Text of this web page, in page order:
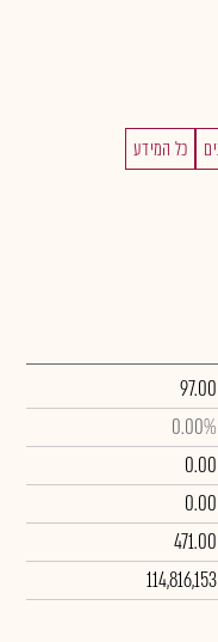
כל המידע
97.00
0.00%
0.00
0.00
471.00
114,816,153